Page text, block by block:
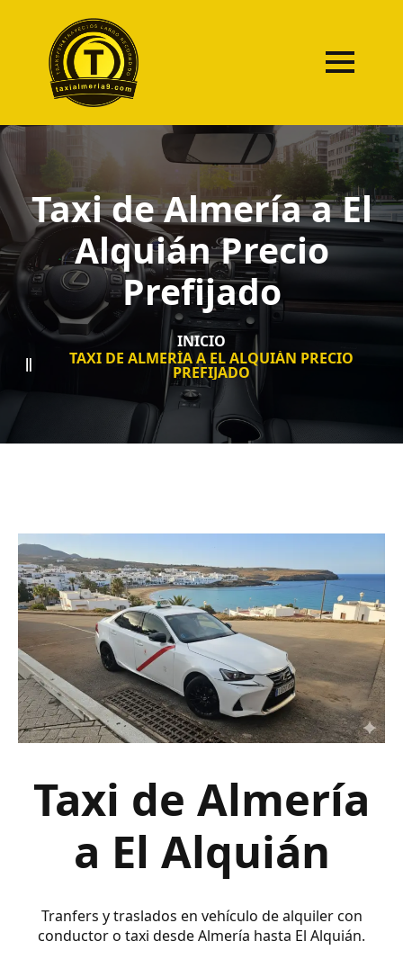
Taxi de Almería a El
Alquián Precio
Prefijado
INICIO
TAXI DE ALMERÍA A EL ALQUIÁN PRECIO
PREFIJADO
Taxi de Almería
a El Alquián
Tranfers y traslados en vehículo de alquiler con
conductor o taxi desde Almería hasta El Alquián.